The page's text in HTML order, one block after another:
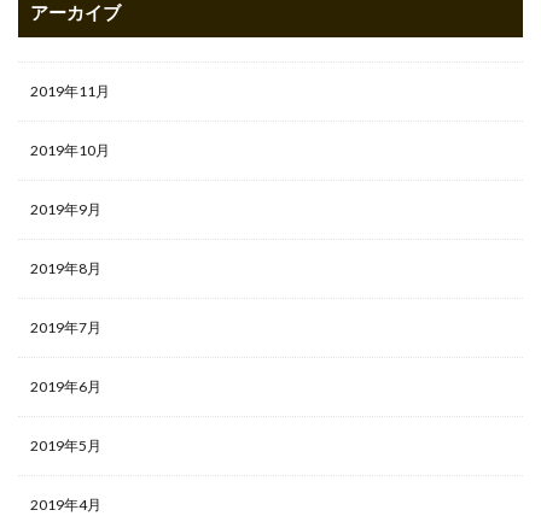
アーカイブ
2019年11月
2019年10月
2019年9月
2019年8月
2019年7月
2019年6月
2019年5月
2019年4月